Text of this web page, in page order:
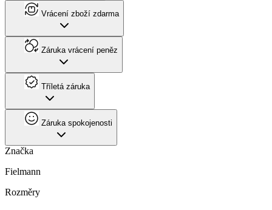
Vrácení zboží zdarma
Záruka vrácení peněz
Tříletá záruka
Záruka spokojenosti
Značka
Fielmann
Rozměry